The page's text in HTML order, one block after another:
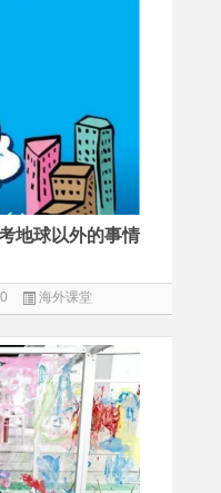
地球以外的事情
0 海外课堂